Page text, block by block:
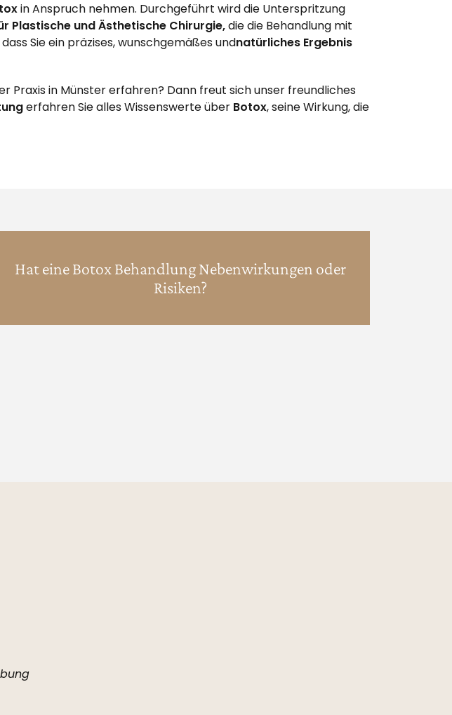
in Anspruch nehmen. Durchgeführt wird die Unterspritzung
Plastische und Ästhetische Chirurgie,die die Behandlung mit
Sie ein präzises, wunschgemäßes undnatürliches Ergebnis
Praxis in Münster erfahren? Dann freut sich unser freundliches
erfahren Sie alles Wissenswerte über Botox, seine Wirkung, die
Hat eine Botox Behandlung Nebenwirkungen oder
Risiken?